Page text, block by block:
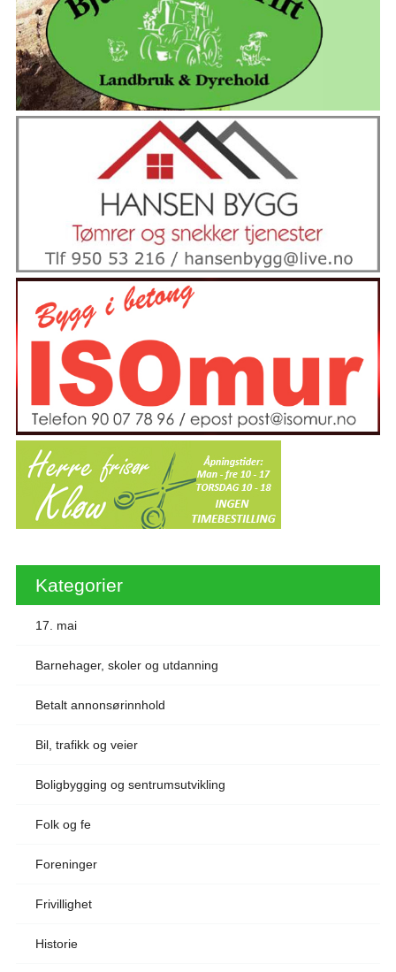
Kategorier
17. mai
Barnehager, skoler og utdanning
Betalt annonsørinnhold
Bil, trafikk og veier
Boligbygging og sentrumsutvikling
Folk og fe
Foreninger
Frivillighet
Historie